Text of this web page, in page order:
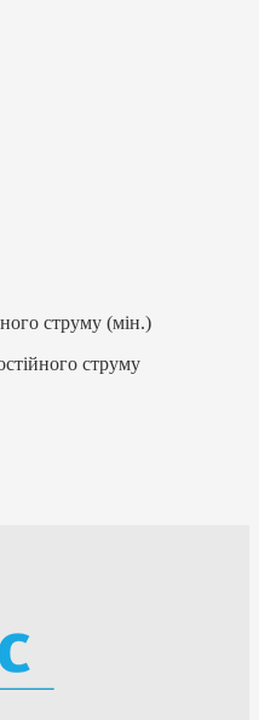
струму (мін.)
струму